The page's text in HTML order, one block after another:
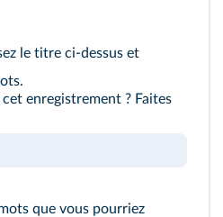
le titre ci-dessus et
enregistrement ? Faites
que vous pourriez